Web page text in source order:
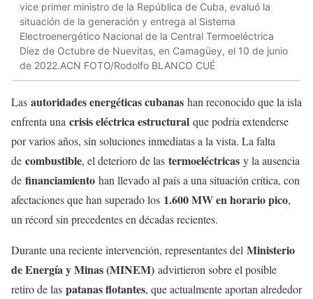
vice primer ministro de la República de Cuba, evaluó la
situación de la generación y entrega al Sistema
Electroenergético Nacional de la Central Termoeléctrica
Diez de Octubre de Nuevitas, en Camagüey, el 10 de junio
de 2022.ACN FOTO/Rodolfo BLANCO CUÉ
Las autoridades energéticas cubanas han reconocido que la isla
enfrenta una crisis eléctrica estructural que podría extenderse
por varios años, sin soluciones inmediatas a la vista. La falta
de combustible, el deterioro de las termoeléctricas y la ausencia
de financiamiento han llevado al país a una situación crítica, con
afectaciones que han superado los 1.600 MW en horario pico,
un récord sin precedentes en décadas recientes.
Durante una reciente intervención, representantes del Ministerio
de Energía y Minas (MINEM) advirtieron sobre el posible
retiro de las patanas flotantes, que actualmente aportan alrededor